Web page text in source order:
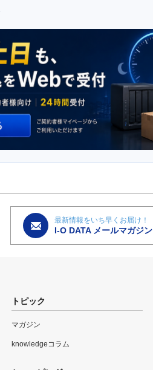
最新情報をいち早くお届け！
I-O DATA メールマガジン
トピック
マガジン
knowledgeコラム